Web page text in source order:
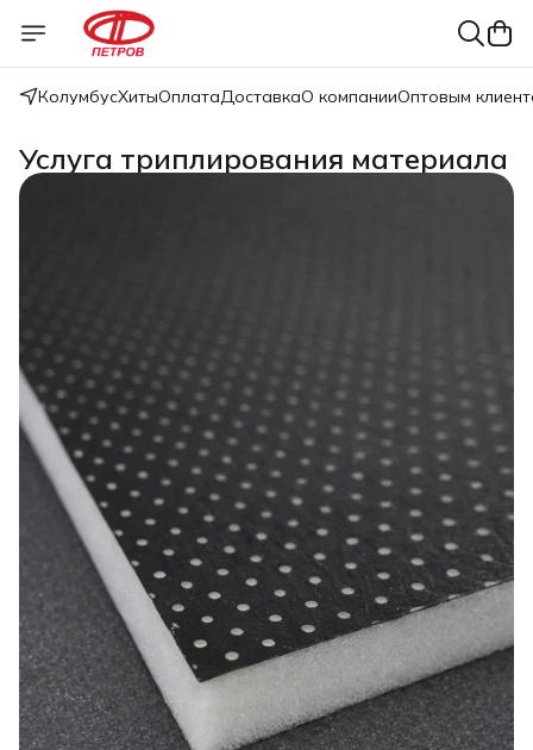
КолумбусХитыОплатаДоставкаО компанииОптовым
Услуга триплирования материала